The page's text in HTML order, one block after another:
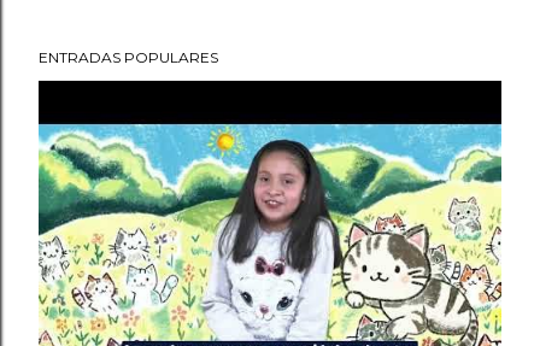
ENTRADAS POPULARES